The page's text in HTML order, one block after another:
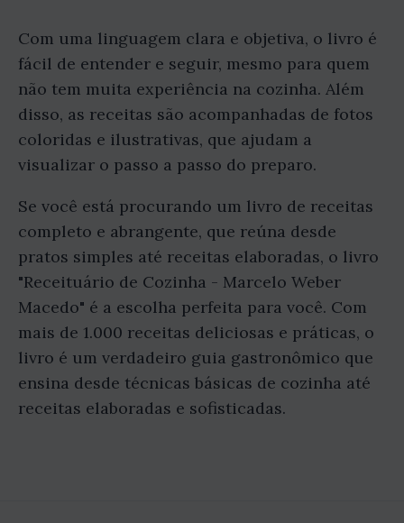
Com uma linguagem clara e objetiva, o livro é
fácil de entender e seguir, mesmo para quem
não tem muita experiência na cozinha. Além
disso, as receitas são acompanhadas de fotos
coloridas e ilustrativas, que ajudam a
visualizar o passo a passo do preparo.
Se você está procurando um livro de receitas
completo e abrangente, que reúna desde
pratos simples até receitas elaboradas, o livro
"Receituário de Cozinha - Marcelo Weber
Macedo" é a escolha perfeita para você. Com
mais de 1.000 receitas deliciosas e práticas, o
livro é um verdadeiro guia gastronômico que
ensina desde técnicas básicas de cozinha até
receitas elaboradas e sofisticadas.